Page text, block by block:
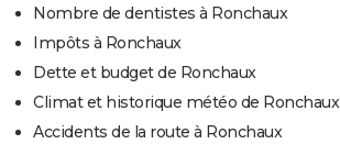
Nombre de dentistes à Ronchaux
Impôts à Ronchaux
Dette et budget de Ronchaux
Climat et historique météo de Ronchaux
Accidents de la route à Ronchaux